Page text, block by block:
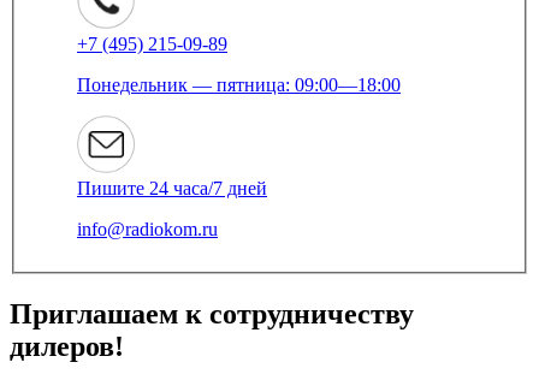
+7 (495) 215-09-89
Понедельник — пятница: 09:00—18:00
Пишите 24 часа/7 дней
info@radiokom.ru
Приглашаем к сотрудничеству
дилеров!